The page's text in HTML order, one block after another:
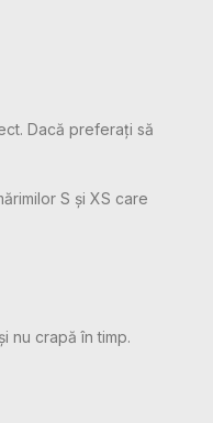
Dacă preferați să
S și XS care
nu crapă în timp.